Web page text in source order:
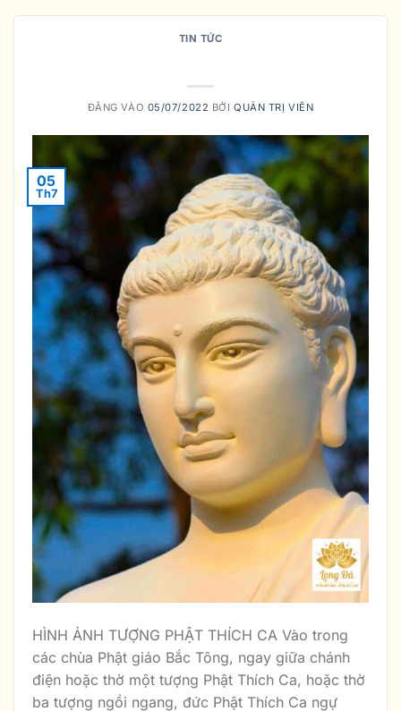
TIN TỨC
ĐĂNG VÀO 05/07/2022 BỞIQUẢN TRỊ VIÊN
05
Th7
HÌNH ẢNH TƯỢNG PHẬT THÍCH CA Vào trong
các chùa Phật giáo Bắc Tông, ngay giữa chánh
điện hoặc thờ một tượng Phật Thích Ca, hoặc thờ
ba tượng ngồi ngang, đức Phật Thích Ca ngự